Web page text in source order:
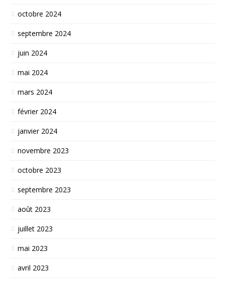
octobre 2024
septembre 2024
juin 2024
mai 2024
mars 2024
février 2024
janvier 2024
novembre 2023
octobre 2023
septembre 2023
août 2023
juillet 2023
mai 2023
avril 2023